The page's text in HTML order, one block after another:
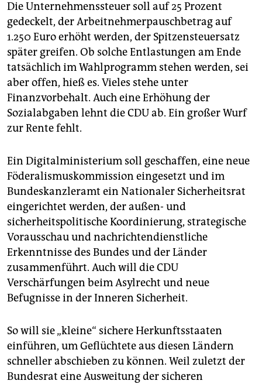
Die Unternehmenssteuer soll auf 25 Prozent
gedeckelt, der Arbeitnehmerpauschbetrag auf
1.250 Euro erhöht werden, der Spitzensteuersatz
später greifen. Ob solche Entlastungen am Ende
tatsächlich im Wahlprogramm stehen werden, sei
aber offen, hieß es. Vieles stehe unter
Finanzvorbehalt. Auch eine Erhöhung der
Sozialabgaben lehnt die CDU ab. Ein großer Wurf
zur Rente fehlt.
Ein Digitalministerium soll geschaffen, eine neue
Föderalismuskommission eingesetzt und im
Bundeskanzleramt ein Nationaler Sicherheitsrat
eingerichtet werden, der außen- und
sicherheitspolitische Koordinierung, strategische
Vorausschau und nachrichtendienstliche
Erkenntnisse des Bundes und der Länder
zusammenführt. Auch will die CDU
Verschärfungen beim Asylrecht und neue
Befugnisse in der Inneren Sicherheit.
So will sie „kleine“ sichere Herkunftsstaaten
einführen, um Geflüchtete aus diesen Ländern
schneller abschieben zu können. Weil zuletzt der
Bundesrat eine Ausweitung der sicheren